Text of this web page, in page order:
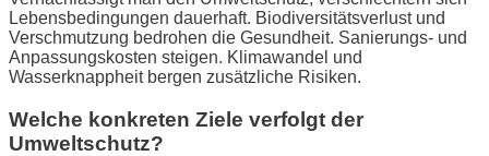
Lebensbedingungen dauerhaft. Biodiversitätsverlust und
Verschmutzung bedrohen die Gesundheit. Sanierungs- und
Anpassungskosten steigen. Klimawandel und
Wasserknappheit bergen zusätzliche Risiken.
Welche konkreten Ziele verfolgt der
Umweltschutz?